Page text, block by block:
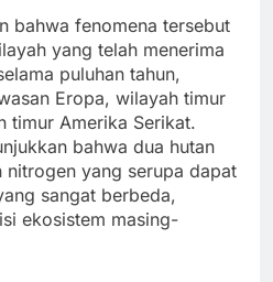
bahwa fenomena tersebut
yang telah menerima
puluhan tahun,
Eropa, wilayah timur
timur Amerika Serikat.
bahwa dua hutan
nitrogen yang serupa dapat
sangat berbeda,
ekosistem masing-